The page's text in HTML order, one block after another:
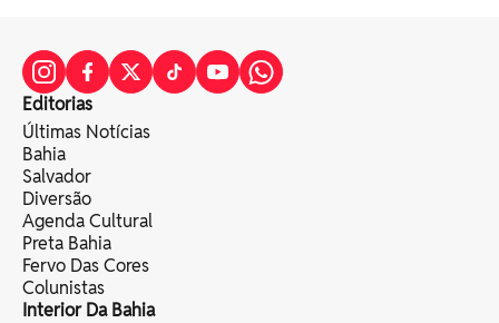
Editorias
Últimas Notícias
Bahia
Salvador
Diversão
Agenda Cultural
Preta Bahia
Fervo Das Cores
Colunistas
Interior Da Bahia